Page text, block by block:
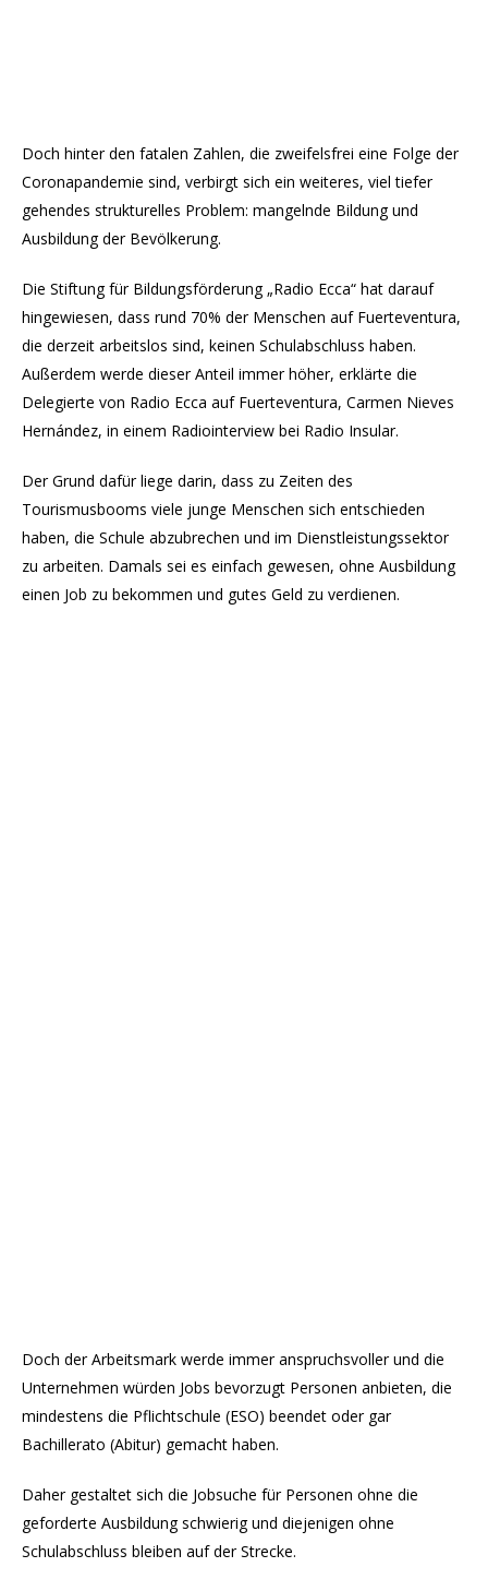
Doch hinter den fatalen Zahlen, die zweifelsfrei eine Folge der
Coronapandemie sind, verbirgt sich ein weiteres, viel tiefer
gehendes strukturelles Problem: mangelnde Bildung und
Ausbildung der Bevölkerung.
Die Stiftung für Bildungsförderung „Radio Ecca“ hat darauf
hingewiesen, dass rund 70% der Menschen auf Fuerteventura,
die derzeit arbeitslos sind, keinen Schulabschluss haben.
Außerdem werde dieser Anteil immer höher, erklärte die
Delegierte von Radio Ecca auf Fuerteventura, Carmen Nieves
Hernández, in einem Radiointerview bei Radio Insular.
Der Grund dafür liege darin, dass zu Zeiten des
Tourismusbooms viele junge Menschen sich entschieden
haben, die Schule abzubrechen und im Dienstleistungssektor
zu arbeiten. Damals sei es einfach gewesen, ohne Ausbildung
einen Job zu bekommen und gutes Geld zu verdienen.
Doch der Arbeitsmark werde immer anspruchsvoller und die
Unternehmen würden Jobs bevorzugt Personen anbieten, die
mindestens die Pflichtschule (ESO) beendet oder gar
Bachillerato (Abitur) gemacht haben.
Daher gestaltet sich die Jobsuche für Personen ohne die
geforderte Ausbildung schwierig und diejenigen ohne
Schulabschluss bleiben auf der Strecke.